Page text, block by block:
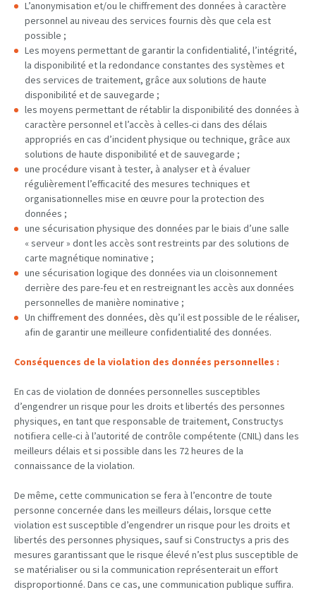
L’anonymisation et/ou le chiffrement des données à caractère
personnel au niveau des services fournis dès que cela est
possible ;
Les moyens permettant de garantir la confidentialité, l’intégrité,
la disponibilité et la redondance constantes des systèmes et
des services de traitement, grâce aux solutions de haute
disponibilité et de sauvegarde ;
les moyens permettant de rétablir la disponibilité des données à
caractère personnel et l’accès à celles-ci dans des délais
appropriés en cas d’incident physique ou technique, grâce aux
solutions de haute disponibilité et de sauvegarde ;
une procédure visant à tester, à analyser et à évaluer
régulièrement l’efficacité des mesures techniques et
organisationnelles mise en œuvre pour la protection des
données ;
une sécurisation physique des données par le biais d’une salle
« serveur » dont les accès sont restreints par des solutions de
carte magnétique nominative ;
une sécurisation logique des données via un cloisonnement
derrière des pare-feu et en restreignant les accès aux données
personnelles de manière nominative ;
Un chiffrement des données, dès qu’il est possible de le réaliser,
afin de garantir une meilleure confidentialité des données.
Conséquences de la violation des données personnelles :
En cas de violation de données personnelles susceptibles
d’engendrer un risque pour les droits et libertés des personnes
physiques, en tant que responsable de traitement, Constructys
notifiera celle-ci à l’autorité de contrôle compétente (CNIL) dans les
meilleurs délais et si possible dans les 72 heures de la
connaissance de la violation.
De même, cette communication se fera à l’encontre de toute
personne concernée dans les meilleurs délais, lorsque cette
violation est susceptible d’engendrer un risque pour les droits et
libertés des personnes physiques, sauf si Constructys a pris des
mesures garantissant que le risque élevé n’est plus susceptible de
se matérialiser ou si la communication représenterait un effort
disproportionné. Dans ce cas, une communication publique suffira.